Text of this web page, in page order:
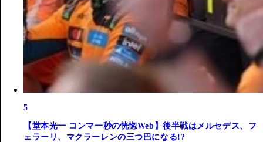
5
【堂本光一 コンマ一秒の恍惚Web】後半戦はメルセデス、フ
ェラーリ、マクラーレンの三つ巴になる!?